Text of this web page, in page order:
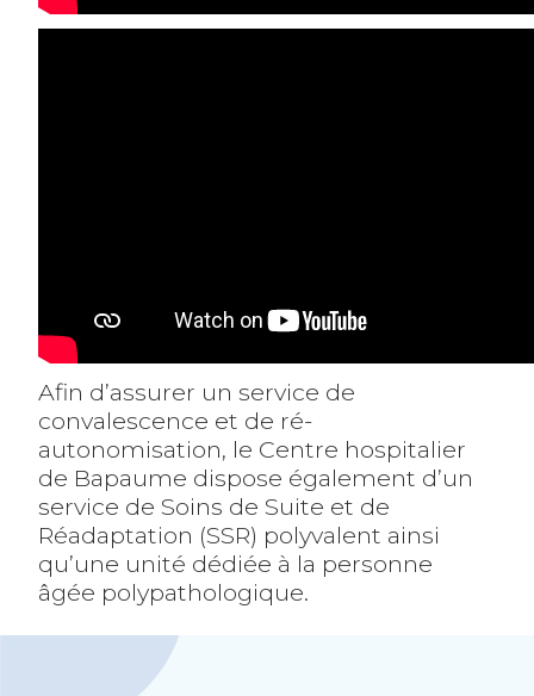
Afin d’assurer un service de
convalescence et de ré-
autonomisation, le Centre hospitalier
de Bapaume dispose également d’un
service de Soins de Suite et de
Réadaptation (SSR) polyvalent ainsi
qu’une unité dédiée à la personne
âgée polypathologique.